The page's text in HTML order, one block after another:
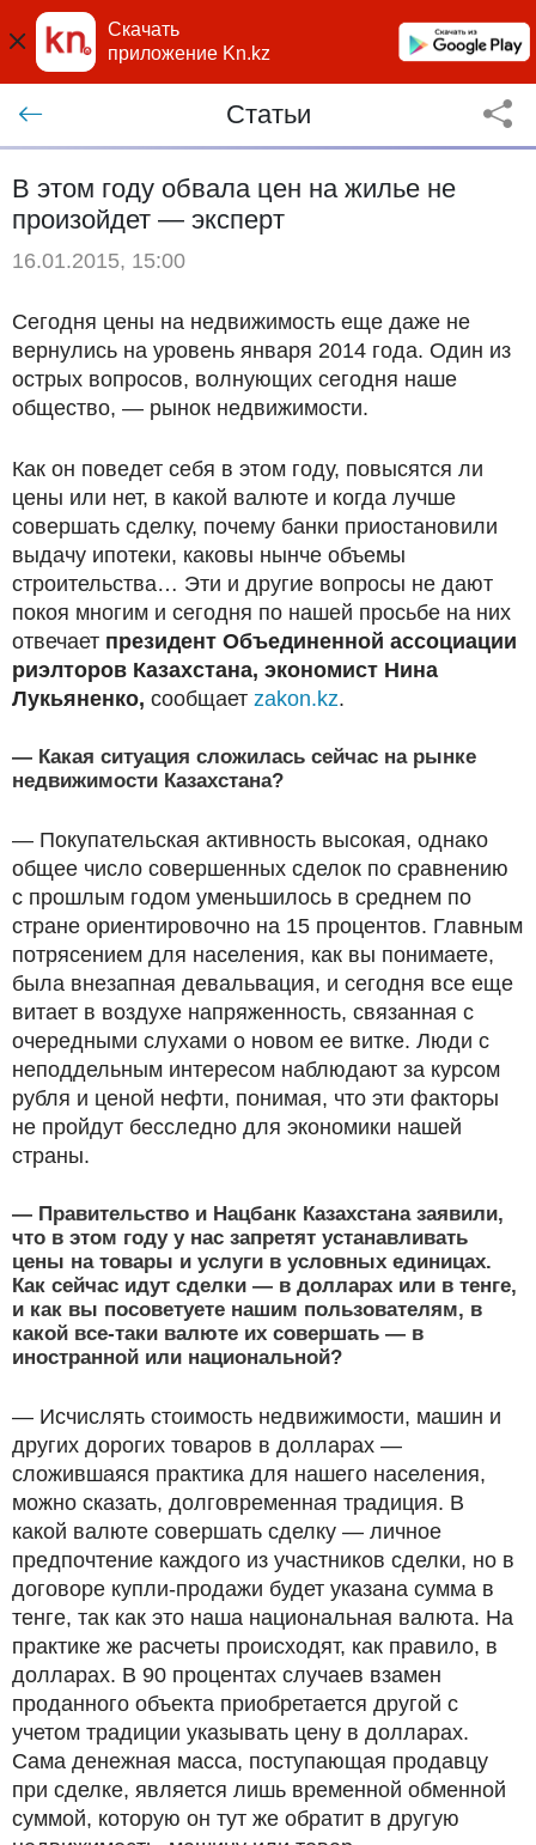
Скачать
приложение Kn.kz
Статьи
В этом году обвала цен на жилье не
произойдет — эксперт
16.01.2015, 15:00
Сегодня цены на недвижимость еще даже не
вернулись на уровень января 2014 года. Один из
острых вопросов, волнующих сегодня наше
общество, — рынок недвижимости.
Как он поведет себя в этом году, повысятся ли
цены или нет, в какой валюте и когда лучше
совершать сделку, почему банки приостановили
выдачу ипотеки, каковы нынче объемы
строительства… Эти и другие вопросы не дают
покоя многим и сегодня по нашей просьбе на них
отвечает президент Объединенной ассоциации
риэлторов Казахстана, экономист Нина
Лукьяненко, сообщает zakon.kz.
— Какая ситуация сложилась сейчас на рынке
недвижимости Казахстана?
— Покупательская активность высокая, однако
общее число совершенных сделок по сравнению
с прошлым годом уменьшилось в среднем по
стране ориентировочно на 15 процентов. Главным
потрясением для населения, как вы понимаете,
была внезапная девальвация, и сегодня все еще
витает в воздухе напряженность, связанная с
очередными слухами о новом ее витке. Люди с
неподдельным интересом наблюдают за курсом
рубля и ценой нефти, понимая, что эти факторы
не пройдут бесследно для экономики нашей
страны.
— Правительство и Нацбанк Казахстана заявили,
что в этом году у нас запретят устанавливать
цены на товары и услуги в условных единицах.
Как сейчас идут сделки — в долларах или в тенге,
и как вы посоветуете нашим пользователям, в
какой все-таки валюте их совершать — в
иностранной или национальной?
— Исчислять стоимость недвижимости, машин и
других дорогих товаров в долларах —
сложившаяся практика для нашего населения,
можно сказать, долговременная традиция. В
какой валюте совершать сделку — личное
предпочтение каждого из участников сделки, но в
договоре купли-продажи будет указана сумма в
тенге, так как это наша национальная валюта. На
практике же расчеты происходят, как правило, в
долларах. В 90 процентах случаев взамен
проданного объекта приобретается другой с
учетом традиции указывать цену в долларах.
Сама денежная масса, поступающая продавцу
при сделке, является лишь временной обменной
суммой, которую он тут же обратит в другую